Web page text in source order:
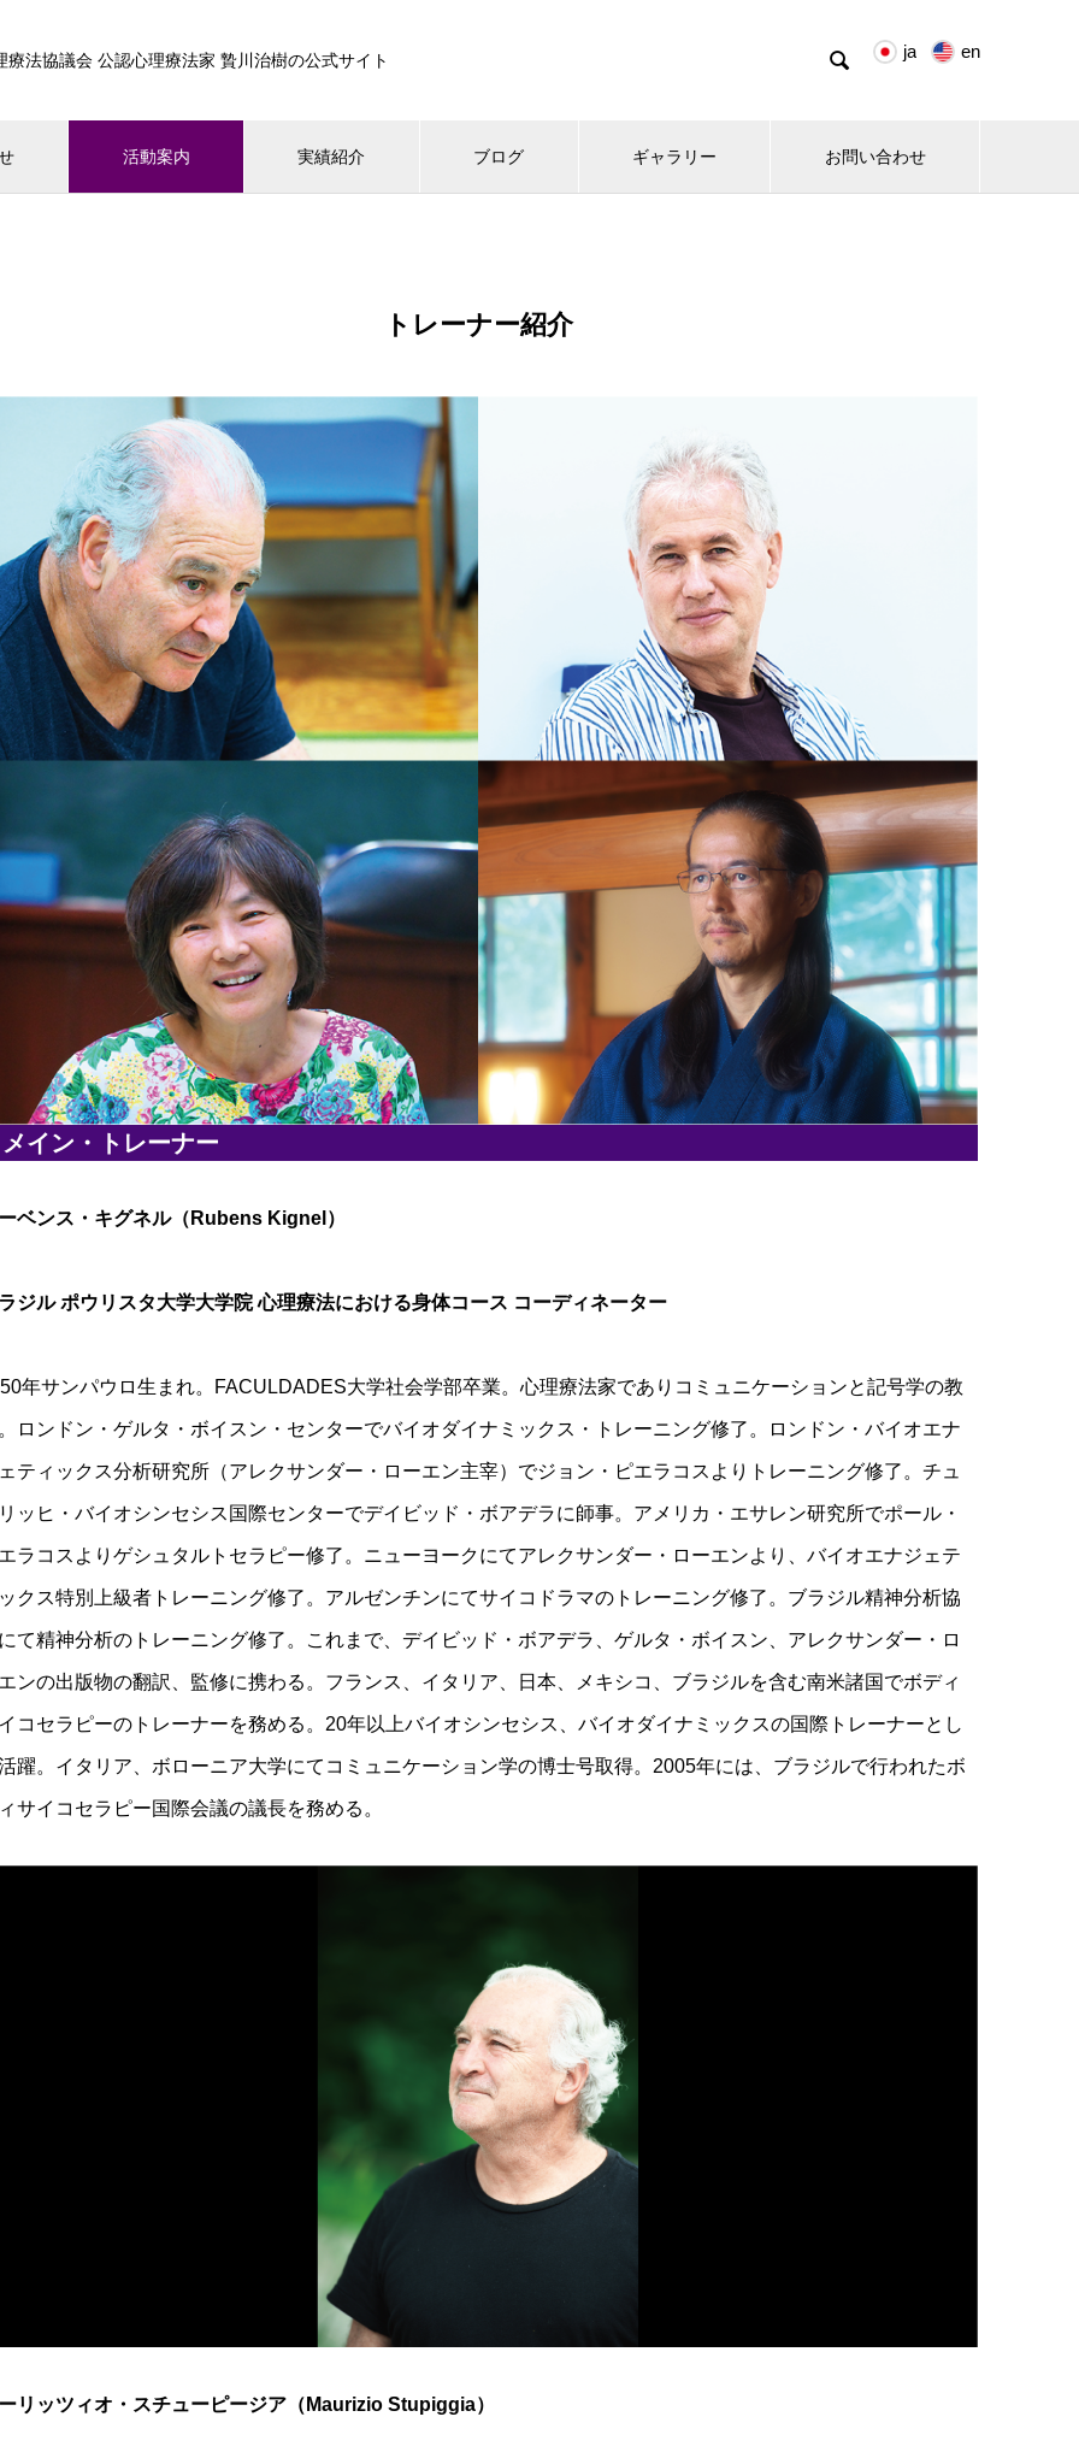
療法協議会 公認心理療法家 贄川治樹の公式サイト  ja en
活動案内 実績紹介 ブログ ギャラリー お問い合わせ
トレーナー紹介
メイン・トレーナー
ベンス・キグネル（Rubens Kignel）
ジル ポウリスタ大学大学院 心理療法における身体コース コーディネーター
年サンパウロ生まれ。FACULDADES大学社会学部卒業。心理療法家でありコミュニケーションと記号学の教
ロンドン・ゲルタ・ボイスン・センターでバイオダイナミックス・トレーニング修了。ロンドン・バイオエナ
ティックス分析研究所（アレクサンダー・ローエン主宰）でジョン・ピエラコスよりトレーニング修了。チュ
ッヒ・バイオシンセシス国際センターでデイビッド・ボアデラに師事。アメリカ・エサレン研究所でポール・
ラコスよりゲシュタルトセラピー修了。ニューヨークにてアレクサンダー・ローエンより、バイオエナジェテ
クス特別上級者トレーニング修了。アルゼンチンにてサイコドラマのトレーニング修了。ブラジル精神分析協
て精神分析のトレーニング修了。これまで、デイビッド・ボアデラ、ゲルタ・ボイスン、アレクサンダー・ロ
ンの出版物の翻訳、監修に携わる。フランス、イタリア、日本、メキシコ、ブラジルを含む南米諸国でボディ
コセラピーのトレーナーを務める。20年以上バイオシンセシス、バイオダイナミックスの国際トレーナーとし
躍。イタリア、ボローニア大学にてコミュニケーション学の博士号取得。2005年には、ブラジルで行われたボ
サイコセラピー国際会議の議長を務める。
リッツィオ・スチューピージア（Maurizio Stupiggia）